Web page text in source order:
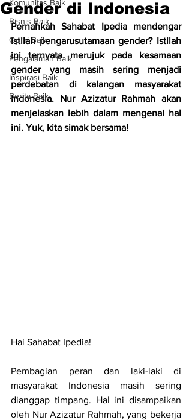
Komunitas Baik
Bisnis Baik
Opini Baik
Pengalaman Baik
Inspirasi Baik
Berita Baik
Gender di Indonesia
Pernahkah Sahabat Ipedia mendengar
istilah pengarusutamaan gender? Istilah
ini ternyata merujuk pada kesamaan
gender yang masih sering menjadi
perdebatan di kalangan masyarakat
Indonesia. Nur Azizatur Rahmah akan
menjelaskan lebih dalam mengenai hal
ini. Yuk, kita simak bersama!
Hai Sahabat Ipedia!
Pembagian peran dan laki-laki di
masyarakat Indonesia masih sering
dianggap timpang. Hal ini disampaikan
oleh Nur Azizatur Rahmah, yang bekerja